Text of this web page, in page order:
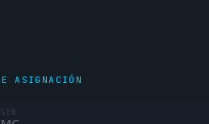
ASIGNACIÓN